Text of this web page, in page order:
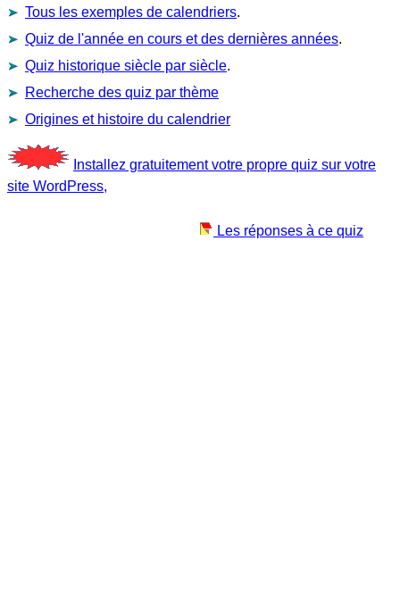
Tous les exemples de calendriers.
Quiz de l'année en cours et des dernières années.
Quiz historique siècle par siècle.
Recherche des quiz par thème
Origines et histoire du calendrier
Installez gratuitement votre propre quiz sur votre
site WordPress,
Les réponses à ce quiz